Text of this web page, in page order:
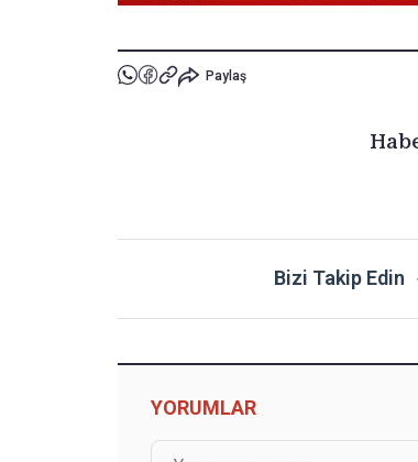
Paylaş
Bizi Takip Edin
YORUMLAR